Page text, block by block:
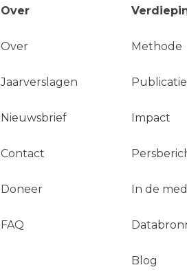
Over
Over
Jaarverslagen
Nieuwsbrief
Contact
Doneer
FAQ
Methode
Impact
In de
Blog